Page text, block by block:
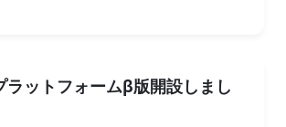
ットフォームβ版開設しまし